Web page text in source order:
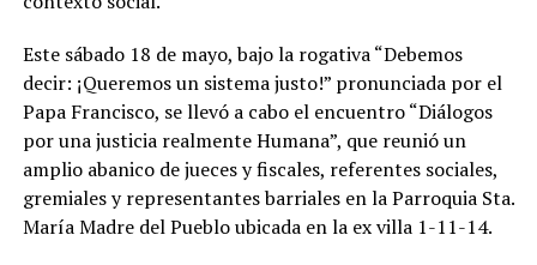
Este sábado 18 de mayo, bajo la rogativa “Debemos
decir: ¡Queremos un sistema justo!” pronunciada por el
Papa Francisco, se llevó a cabo el encuentro “Diálogos
por una justicia realmente Humana”, que reunió un
amplio abanico de jueces y fiscales, referentes sociales,
gremiales y representantes barriales en la Parroquia Sta.
María Madre del Pueblo ubicada en la ex villa 1-11-14.